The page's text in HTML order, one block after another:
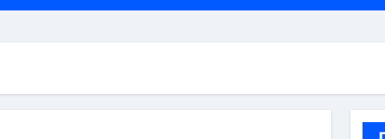
от проектной документации до противопожарных